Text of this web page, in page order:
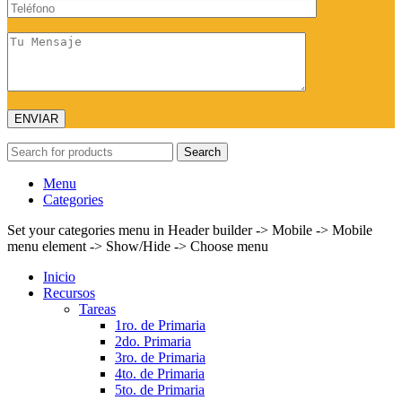
Search
Menu
Categories
Set your categories menu in Header builder -> Mobile -> Mobile
menu element -> Show/Hide -> Choose menu
Inicio
Recursos
Tareas
1ro. de Primaria
2do. Primaria
3ro. de Primaria
4to. de Primaria
5to. de Primaria